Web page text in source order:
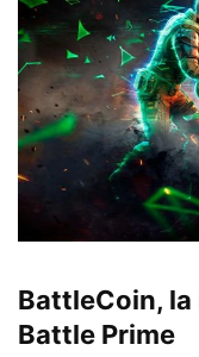
BattleCoin,
Battle Prime